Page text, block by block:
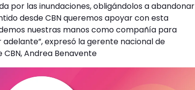
por las inundaciones, obligándolos a abandonar
desde CBN queremos apoyar con esta
nuestras manos como compañía para
expresó la gerente nacional de
Andrea Benavente